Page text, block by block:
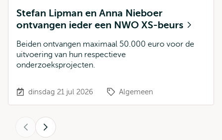
Stefan Lipman en Anna Nieboer
ontvangen ieder een NWO XS-beurs
Beiden ontvangen maximaal 50.000 euro voor de
uitvoering van hun respectieve
onderzoeksprojecten.
dinsdag 21 jul 2026 Algemeen
Volgende